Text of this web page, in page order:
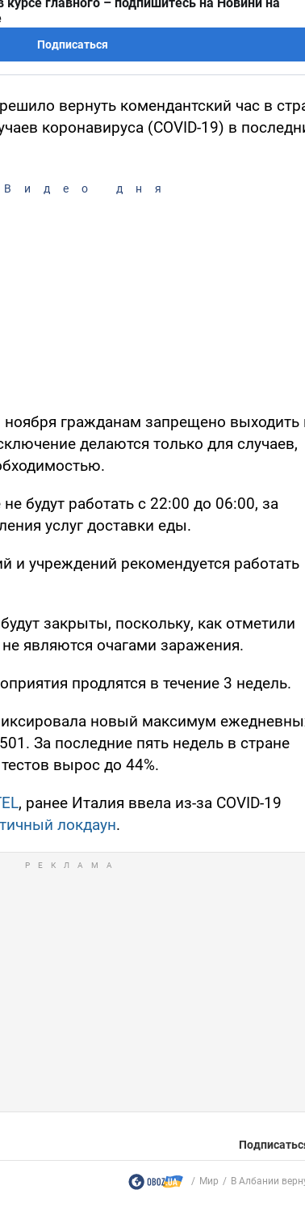
курсе главного – подпишитесь на Новини на
Подписаться
вернуть комендантский час в
коронавируса (COVID-19) в
Видео дня
ноября гражданам запрещено выходить
делаются только для случаев,
будут работать с 22:00 до 06:00, за
услуг доставки еды.
и учреждений рекомендуется работать
закрыты, поскольку, как отметили
являются очагами заражения.
продлятся в течение 3 недель.
новый максимум
За последние пять недель в стране
вырос до 44%.
, ранее Италия ввела из-за COVID-19
локдаун.
Мир В Албании